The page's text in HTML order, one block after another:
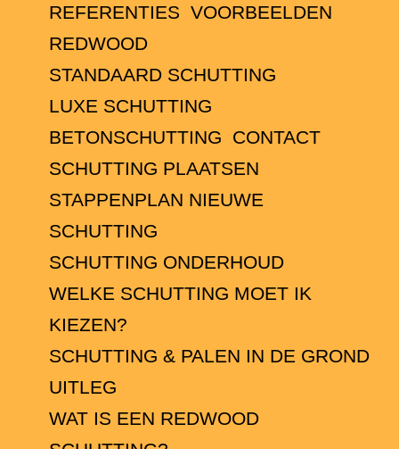
REFERENTIES VOORBEELDEN
REDWOOD
STANDAARD SCHUTTING
LUXE SCHUTTING
BETONSCHUTTING
CONTACT
SCHUTTING PLAATSEN
STAPPENPLAN NIEUWE
SCHUTTING
SCHUTTING ONDERHOUD
WELKE SCHUTTING MOET IK
KIEZEN?
SCHUTTING & PALEN IN DE GROND
UITLEG
WAT IS EEN REDWOOD